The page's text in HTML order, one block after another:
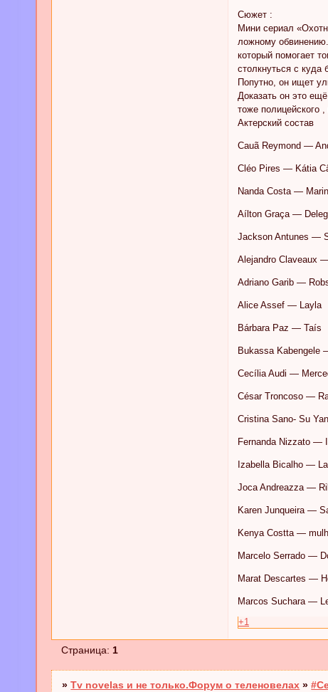
Сюжет :
Мини сериал
ложному
который помогает
столкнуться с
Попутно, он ищет
Доказать он это
тоже полицейского
Актерский состав
Cauã Reymond —
Cléo Pires — Kátia
Nanda Costa —
Aílton Graça —
Jackson Antunes —
Alejandro Claveaux
Adriano Garib —
Alice Assef — Layla
Bárbara Paz — Taís
Bukassa Kabengele
Cecília Audi —
César Troncoso —
Cristina Sano- Su
Fernanda Nizzato —
Izabella Bicalho —
Joca Andreazza —
Karen Junqueira —
Kenya Costta —
Marcelo Serrado —
Marat Descartes —
Marcos Suchara —
+1
Страница: 1
»Tv novelas и не только.Форум о теленовелах »